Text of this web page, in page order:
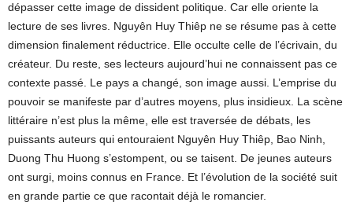
dépasser cette image de dissident politique. Car elle oriente la
lecture de ses livres. Nguyên Huy Thiêp ne se résume pas à cette
dimension finalement réductrice. Elle occulte celle de l’écrivain, du
créateur. Du reste, ses lecteurs aujourd’hui ne connaissent pas ce
contexte passé. Le pays a changé, son image aussi. L’emprise du
pouvoir se manifeste par d’autres moyens, plus insidieux. La scène
littéraire n’est plus la même, elle est traversée de débats, les
puissants auteurs qui entouraient Nguyên Huy Thiêp, Bao Ninh,
Duong Thu Huong s’estompent, ou se taisent. De jeunes auteurs
ont surgi, moins connus en France. Et l’évolution de la société suit
en grande partie ce que racontait déjà le romancier.